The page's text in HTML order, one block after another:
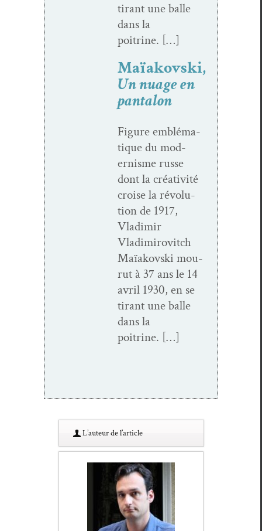
tirant une balle
dans la
poitrine. […]
Maïakovski,
Un nuage en
pantalon
Fig­ure emblé­ma­
tique du mod­
ernisme russe
dont la créa­tiv­ité
croise la révo­lu­
tion de 1917,
Vladimir
Vladimirovitch
Maïakovs­ki mou­
rut à 37 ans le 14
avril 1930, en se
tirant une balle
dans la
poitrine. […]
L’au­teur de l’article